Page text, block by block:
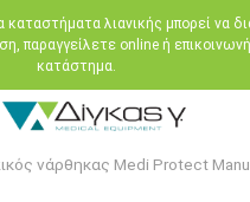
καταστήματα λιανικής μπορεί να
παραγγείλετε online ή
κατάστημα.
νάρθηκας Medi Protect